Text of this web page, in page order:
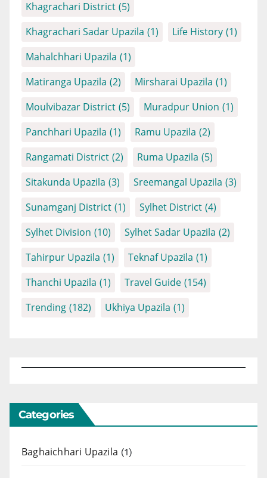
Khagrachari District (5)
Khagrachari Sadar Upazila (1) Life History (1)
Mahalchhari Upazila (1)
Matiranga Upazila (2) Mirsharai Upazila (1)
Moulvibazar District (5) Muradpur Union (1)
Panchhari Upazila (1) Ramu Upazila (2)
Rangamati District (2) Ruma Upazila (5)
Sitakunda Upazila (3) Sreemangal Upazila (3)
Sunamganj District (1) Sylhet District (4)
Sylhet Division (10) Sylhet Sadar Upazila (2)
Tahirpur Upazila (1) Teknaf Upazila (1)
Thanchi Upazila (1) Travel Guide (154)
Trending (182) Ukhiya Upazila (1)
Categories
Baghaichhari Upazila (1)